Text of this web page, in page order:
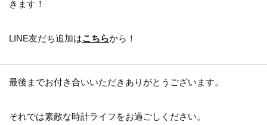
きます！
LINE友だち追加はこちらから！
最後までお付き合いいただきありがとうございます。
それでは素敵な時計ライフをお過ごしください。